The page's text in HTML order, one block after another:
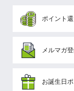
ポイント
メルマガ
お誕生日